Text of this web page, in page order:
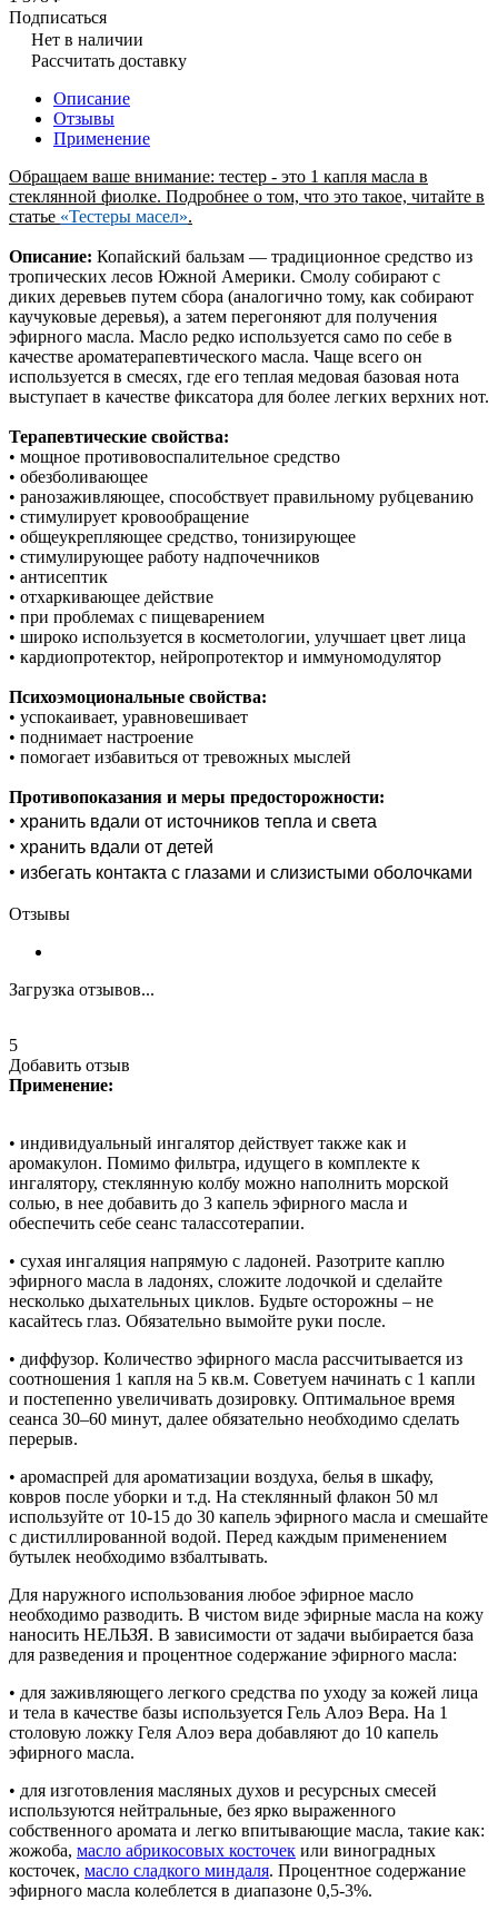
Подписаться
Нет в наличии
Рассчитать доставку
Описание
Отзывы
Применение
Обращаем ваше внимание: тестер - это 1 капля масла в
стеклянной фиолке. Подробнее о том, что это такое, читайте в
статье «Тестеры масел».
Описание: Копайский бальзам — традиционное средство из
тропических лесов Южной Америки. Смолу собирают с
диких деревьев путем сбора (аналогично тому, как собирают
каучуковые деревья), а затем перегоняют для получения
эфирного масла. Масло редко используется само по себе в
качестве ароматерапевтического масла. Чаще всего он
используется в смесях, где его теплая медовая базовая нота
выступает в качестве фиксатора для более легких верхних нот.
Терапевтические свойства:
• мощное противовоспалительное средство
• обезболивающее
• ранозаживляющее, способствует правильному рубцеванию
• стимулирует кровообращение
• общеукрепляющее средство, тонизирующее
• стимулирующее работу надпочечников
• антисептик
• отхаркивающее действие
• при проблемах с пищеварением
• широко используется в косметологии, улучшает цвет лица
• кардиопротектор, нейропротектор и иммуномодулятор
Психоэмоциональные свойства:
• успокаивает, уравновешивает
• поднимает настроение
• помогает избавиться от тревожных мыслей
Противопоказания и меры предосторожности:
• хранить вдали от источников тепла и света
• хранить вдали от детей
• избегать контакта с глазами и слизистыми оболочками
Отзывы
Загрузка отзывов...
5
Добавить отзыв
Применение:
• индивидуальный ингалятор действует также как и
аромакулон. Помимо фильтра, идущего в комплекте к
ингалятору, стеклянную колбу можно наполнить морской
солью, в нее добавить до 3 капель эфирного масла и
обеспечить себе сеанс талассотерапии.
• сухая ингаляция напрямую с ладоней. Разотрите каплю
эфирного масла в ладонях, сложите лодочкой и сделайте
несколько дыхательных циклов. Будьте осторожны – не
касайтесь глаз. Обязательно вымойте руки после.
• диффузор. Количество эфирного масла рассчитывается из
соотношения 1 капля на 5 кв.м. Советуем начинать с 1 капли
и постепенно увеличивать дозировку. Оптимальное время
сеанса 30–60 минут, далее обязательно необходимо сделать
перерыв.
• аромаспрей для ароматизации воздуха, белья в шкафу,
ковров после уборки и т.д. На стеклянный флакон 50 мл
используйте от 10-15 до 30 капель эфирного масла и смешайте
с дистиллированной водой. Перед каждым применением
бутылек необходимо взбалтывать.
Для наружного использования любое эфирное масло
необходимо разводить. В чистом виде эфирные масла на кожу
наносить НЕЛЬЗЯ. В зависимости от задачи выбирается база
для разведения и процентное содержание эфирного масла:
• для заживляющего легкого средства по уходу за кожей лица
и тела в качестве базы используется Гель Алоэ Вера. На 1
столовую ложку Геля Алоэ вера добавляют до 10 капель
эфирного масла.
• для изготовления масляных духов и ресурсных смесей
используются нейтральные, без ярко выраженного
собственного аромата и легко впитывающие масла, такие как:
жожоба, масло абрикосовых косточек или виноградных
косточек, масло сладкого миндаля. Процентное содержание
эфирного масла колеблется в диапазоне 0,5-3%.